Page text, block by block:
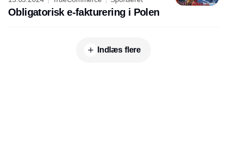
Obligatorisk e-fakturering i Polen
Indlæs flere